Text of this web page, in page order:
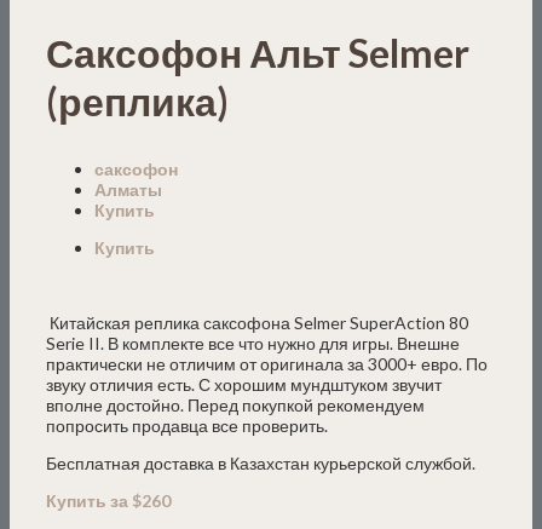
Саксофон Альт Selmer
(реплика)
саксофон
Алматы
Купить
Купить
Китайская реплика саксофона Selmer SuperAction 80
Serie II. В комплекте все что нужно для игры. Внешне
практически не отличим от оригинала за 3000+ евро. По
звуку отличия есть. С хорошим мундштуком звучит
вполне достойно. Перед покупкой рекомендуем
попросить продавца все проверить.
Бесплатная доставка в Казахстан курьерской службой.
Купить за $260